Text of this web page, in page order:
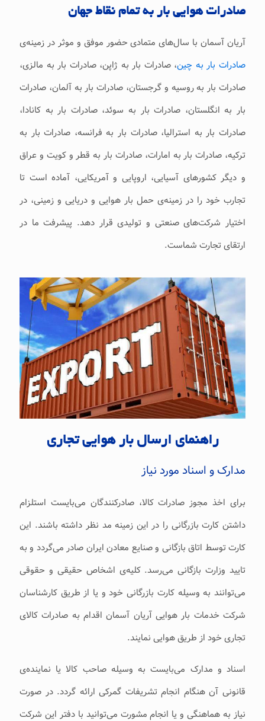
صادرات هوایی بار به‌ تمام نقاط جهان
آریان آسمان با سال‌های متمادی حضور موفق و موثر در زمینه‌ی
صادرات بار به ‌چین، صادرات بار به‌ ژاپن، صادرات بار به‌ مالزی،
صادرات بار به‌ روسیه و گرجستان، صادرات بار به ‌آلمان، صادرات
بار به ‌انگلستان، صادرات بار به ‌سوئد، صادرات بار به‌ کانادا،
صادرات بار به ‌استرالیا، صادرات بار به‌ فرانسه، صادرات بار به‌
ترکیه، صادرات بار به‌ امارات، صادرات بار به‌ قطر و کویت و عراق
و دیگر کشورهای آسیایی، اروپایی و آمریکایی، آماده است تا
تجارب خود را در زمینه‌ی حمل بار هوایی و دریایی و زمینی، در
اختیار شرکت‌های صنعتی و تولیدی قرار دهد. پیشرفت ما در
ارتقای تجارت شماست.
راهنمای ارسال بار هوایی تجاری
مدارک و اسناد مورد نیاز
برای اخذ مجوز صادرات کالا، صادرکنندگان می‌‌بایست استلزام
داشتن کارت بازرگانی را در این زمینه مد نظر داشته باشند. این
کارت توسط اتاق بازگانی و صنایع معادن ایران صادر می‌‌گردد و به
‌تایید وزارت بازگانی می‌‌رسد. کلیه‌ی اشخاص حقیقی و حقوقی
می‌‌توانند به ‌وسیله کارت بازرگانی خود و یا از طریق کارشناسان
شرکت خدمات بار هوایی آریان آسمان اقدام به‌ صادرات کالای
تجاری خود از طریق هوایی نمایند.
اسناد و مدارک می‌‌بایست به ‌وسیله صاحب کالا یا نماینده‌ی
قانونی آن هنگام انجام تشریفات گمرکی ارائه گردد. در صورت
نیاز به‌ هماهنگی و یا انجام مشورت می‌‌توانید با دفتر این شرکت